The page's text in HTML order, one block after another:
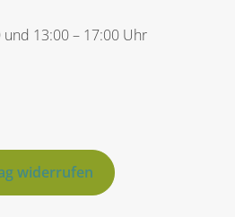
und 13:00 – 17:00 Uhr
widerrufen